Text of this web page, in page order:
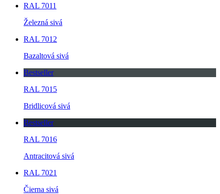
RAL 7011
Železná sivá
RAL 7012
Bazaltová sivá
Bestseller
RAL 7015
Bridlicová sivá
Bestseller
RAL 7016
Antracitová sivá
RAL 7021
Čierna sivá